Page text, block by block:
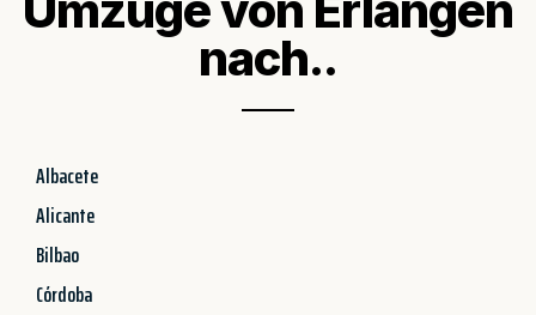
nach..
Albacete
Alicante
Bilbao
Córdoba